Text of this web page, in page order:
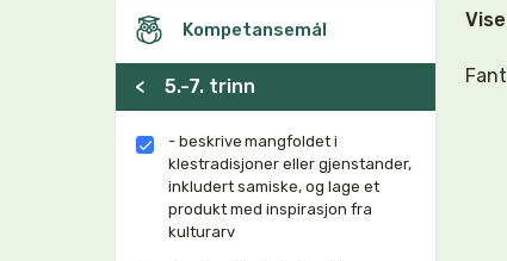
Kompetansemål
< 5.-7. trinn
- beskrive mangfoldet i
klestradisjoner eller gjenstander,
inkludert samiske, og lage et
produkt med inspirasjon fra
kulturarv